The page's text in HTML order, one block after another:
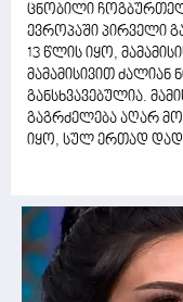
ცნობილი
ევროპაში პირველი
13 წლის იყო,
მამამისივით
განსხვავებულია.
გაგრძელება აღარ
იყო, სულ ერთად